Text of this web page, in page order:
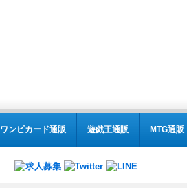
ワンピカード通販 遊戯王通販 MTG通販